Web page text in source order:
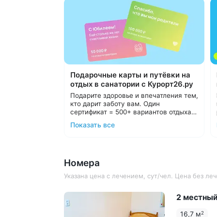
Комфорт+. Бонус для гостей номеров
«Люкс» — питание в зале-ресторане
«Люкс»
Трехразовое питание «меню—заказ»,
пятиразовое питание для детей.
Специальное меню для гостей
с сахарным диабетом
Подарочные карты и путёвки на
отдых в санатории с Курорт26.ру
Подарите здоровье и впечатления тем,
кто дарит заботу вам. Один
сертификат = 500+ вариантов отдыха в
санаториях Кавминвод и России.
Выбирайте удобный формат:
10 000 ₽.
подарим трансфер и будем рядом на
протяжении всего отдыха.
Подробнее о подарочных картах и
путёвках
Показать все
Номера
Указана цена с лечением, сут/чел. Цена без
2
16,7 м2